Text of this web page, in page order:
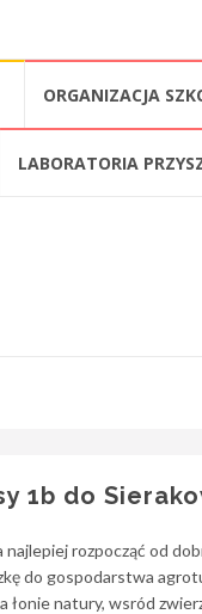
ORGANIZACJA
LABORATORIA
1b do
rozpocząć od
do gospodarstwa
łonie natury, wsród